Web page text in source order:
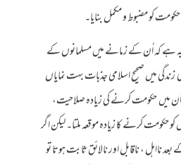
کو مضبوط و مکمل بنایا۔
ہے کہ اُن کے زمانے میں مسلمانوں کے
زندگی میں صحیح اسلامی جذبات بہت نمایاں
اُن میں حکومت کرنے کی زیادہ صلاحیت،
حکومت کرنے کا زیادہ موقعہ ملتا۔ لیکن اگر
نااہل ، ناقابل اور نالائق ثابت ہوتا تو